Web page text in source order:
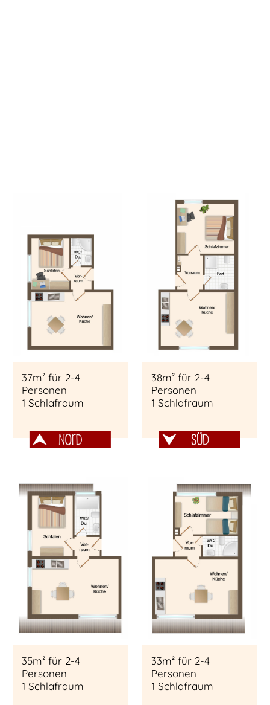
37m² für 2-4
Personen
1 Schlafraum
38m² für 2-4
Personen
1 Schlafraum
35m² für 2-4
Personen
1 Schlafraum
33m² für 2-4
Personen
1 Schlafraum